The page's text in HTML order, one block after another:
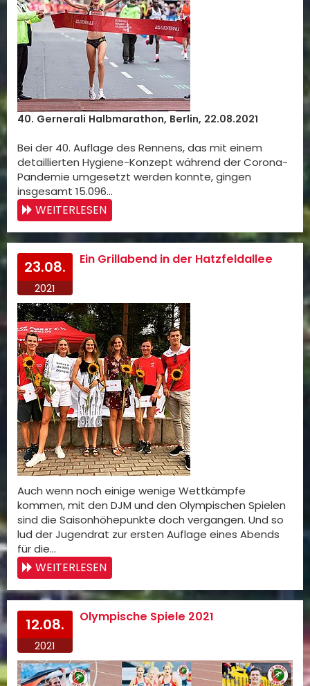
40. Gernerali Halbmarathon, Berlin, 22.08.2021
Bei der 40. Auflage des Rennens, das mit einem
detaillierten Hygiene-Konzept während der Corona-
Pandemie umgesetzt werden konnte, gingen
insgesamt 15.096…
WEITERLESEN
23.08.
2021
Ein Grillabend in der Hatzfeldallee
Auch wenn noch einige wenige Wettkämpfe
kommen, mit den DJM und den Olympischen Spielen
sind die Saisonhöhepunkte doch vergangen. Und so
lud der Jugendrat zur ersten Auflage eines Abends
für die…
WEITERLESEN
12.08.
2021
Olympische Spiele 2021